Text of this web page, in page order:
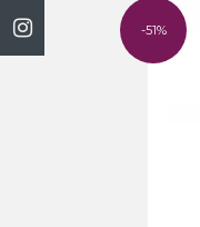
-51%